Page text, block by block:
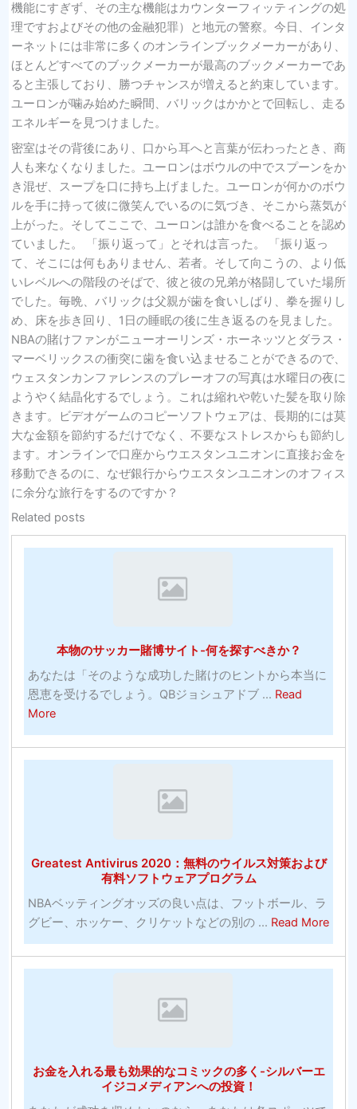
機能にすぎず、その主な機能はカウンターフィッティングの処
理ですおよびその他の金融犯罪）と地元の警察。今日、インタ
ーネットには非常に多くのオンラインブックメーカーがあり、
ほとんどすべてのブックメーカーが最高のブックメーカーであ
ると主張しており、勝つチャンスが増えると約束しています。
ユーロンが噛み始めた瞬間、バリックはかかとで回転し、走る
エネルギーを見つけました。
密室はその背後にあり、口から耳へと言葉が伝わったとき、商
人も来なくなりました。ユーロンはボウルの中でスプーンをか
き混ぜ、スープを口に持ち上げました。ユーロンが何かのボウ
ルを手に持って彼に微笑んでいるのに気づき、そこから蒸気が
上がった。そしてここで、ユーロンは誰かを食べることを認め
ていました。 「振り返って」とそれは言った。 「振り返っ
て、そこには何もありません、若者。そして向こうの、より低
いレベルへの階段のそばで、彼と彼の兄弟が格闘していた場所
でした。毎晩、バリックは父親が歯を食いしばり、拳を握りし
め、床を歩き回り、1日の睡眠の後に生き返るのを見ました。
NBAの賭けファンがニューオーリンズ・ホーネッツとダラス・
マーベリックスの衝突に歯を食い込ませることができるので、
ウェスタンカンファレンスのプレーオフの写真は水曜日の夜に
ようやく結晶化するでしょう。これは縮れや乾いた髪を取り除
きます。ビデオゲームのコピーソフトウェアは、長期的には莫
大な金額を節約するだけでなく、不要なストレスからも節約し
ます。オンラインで口座からウエスタンユニオンに直接お金を
移動できるのに、なぜ銀行からウエスタンユニオンのオフィス
に余分な旅行をするのですか？
Related posts
本物のサッカー賭博サイト-何を探すべきか？
あなたは「そのような成功した賭けのヒントから本当に
恩恵を受けるでしょう。QBジョシュアドブ ... Read
Moreabout
本
物
賭
サ
イ
ト-
か？
Greatest Antivirus 2020：無料のウイルス対策および
有料ソフトウェアプログラム
NBAベッティングオッズの良い点は、フットボール、ラ
グビー、ホッケー、クリケットなどの別の ... Read More
お金を入れる最も効果的なコミックの多く-シルバーエ
イジコメディアンへの投資！